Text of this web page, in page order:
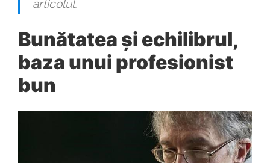
articolul.
Bunătatea și echilibrul,
baza unui profesionist
bun